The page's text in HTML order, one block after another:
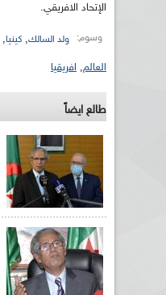
الإتحاد الافريقي.
وسوم: ولد السالك, كينيا,
العالم, افريقيا
طالع ايضاً